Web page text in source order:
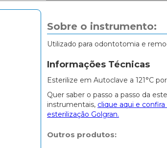
Sobre o instrumento:
Utilizado para odontotomia e
Informações Técnicas
Esterilize em Autoclave a 121°C
Quer saber o passo a passo da
instrumentais, clique aqui e
esterilização Golgran.
Outros produtos: